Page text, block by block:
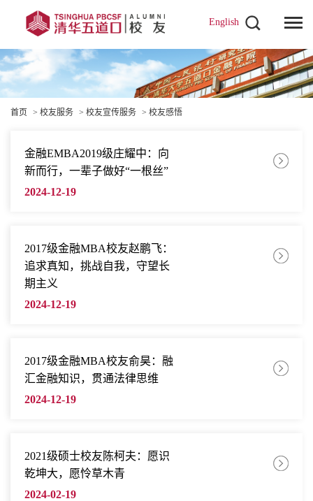
English
首页 > 校友服务 > 校友宣传服务 > 校友感悟
金融EMBA2019级庄耀中：向
新而行，一辈子做好“一根丝”
2024-12-19
2017级金融MBA校友赵鹏飞：
追求真知，挑战自我，守望长
期主义
2024-12-19
2017级金融MBA校友俞昊：融
汇金融知识，贯通法律思维
2024-12-19
2021级硕士校友陈柯夫：愿识
乾坤大，愿怜草木青
2024-02-19